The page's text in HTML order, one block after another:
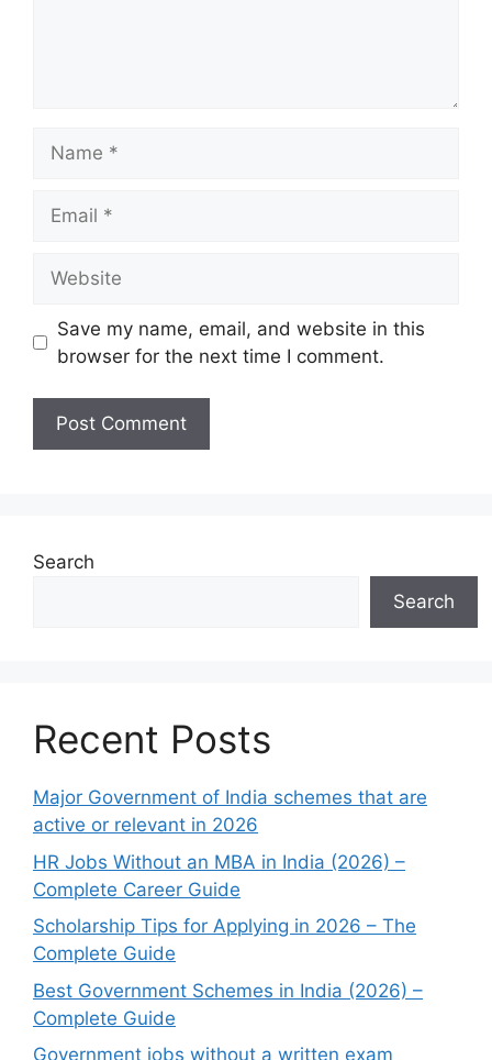
Save my name, email, and website in this
browser for the next time I comment.
Search
Search
Recent Posts
Major Government of India schemes that are
active or relevant in 2026
HR Jobs Without an MBA in India (2026) –
Complete Career Guide
Scholarship Tips for Applying in 2026 – The
Complete Guide
Best Government Schemes in India (2026) –
Complete Guide
Government jobs without a written exam